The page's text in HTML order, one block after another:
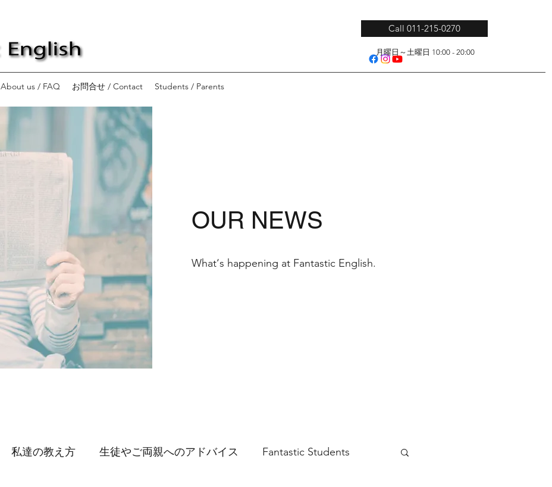
Call 011-215-0270
月曜日～土曜日 10:00 - 20:00
About us / FAQ お問合せ / Contact Students / Parents
OUR NEWS
What‘s happening at Fantastic English.
私達の教え方 生徒やご両親へのアドバイス Fantastic Students